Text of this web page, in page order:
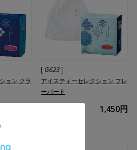
ョン クラ
[ G623 ]
アイスティーセレクション フレ
ーバード
1,450円